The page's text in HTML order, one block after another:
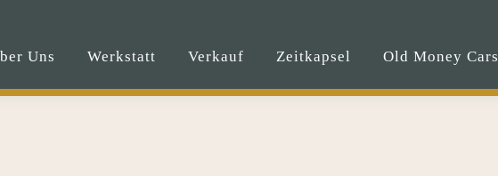
Uns Werkstatt Verkauf Zeitkapsel Old Money Cars